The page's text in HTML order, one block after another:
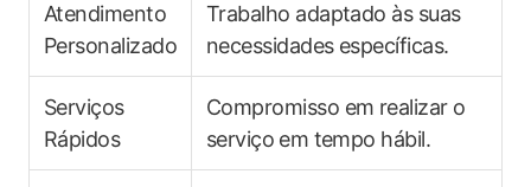
Atendimento
Personalizado
Trabalho adaptado às suas
necessidades ​específicas.
Serviços
Rápidos
Compromisso em realizar o
serviço⁤ em tempo hábil.